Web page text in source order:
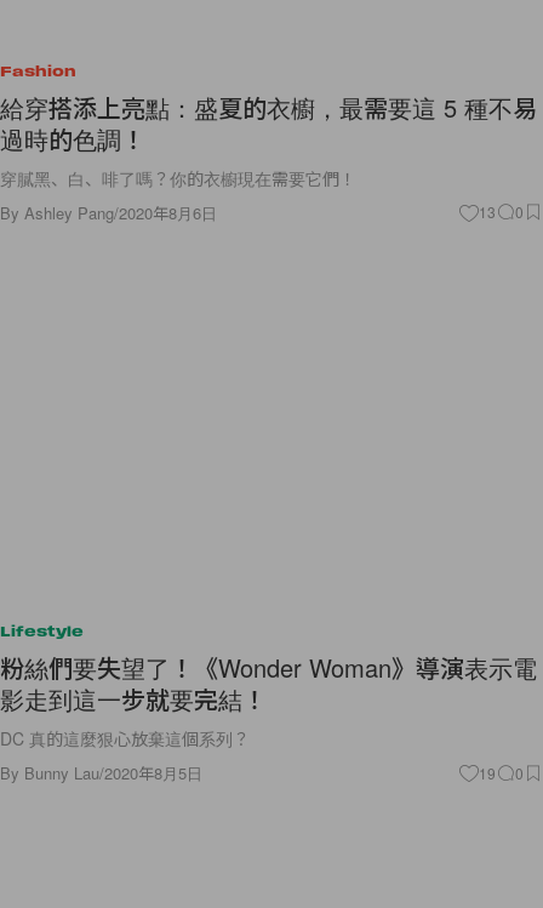
Fashion
給穿搭添上亮點：盛夏的衣櫥，最需要這 5 種不易
過時的色調！
穿膩黑、白、啡了嗎？你的衣櫥現在需要它們！
By Ashley Pang/2020年8月6日 13 0
Lifestyle
粉絲們要失望了！《Wonder Woman》導演表示電
影走到這一步就要完結！
DC 真的這麼狠心放棄這個系列？
By Bunny Lau/2020年8月5日 19 0